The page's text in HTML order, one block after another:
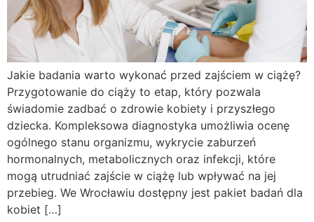
Jakie badania warto wykonać przed zajściem w ciążę?
Przygotowanie do ciąży to etap, który pozwala
świadomie zadbać o zdrowie kobiety i przyszłego
dziecka. Kompleksowa diagnostyka umożliwia ocenę
ogólnego stanu organizmu, wykrycie zaburzeń
hormonalnych, metabolicznych oraz infekcji, które
mogą utrudniać zajście w ciążę lub wpływać na jej
przebieg. We Wrocławiu dostępny jest pakiet badań dla
kobiet […]